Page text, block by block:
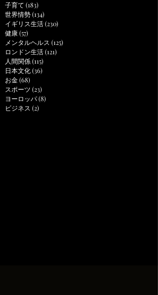
子育て (183)
世界情勢(134)
イギリス生活(230)
健康(57)
メンタルヘルス (125)
ロンドン生活(121)
人間関係(115)
日本文化(36)
お金(68)
スポーツ (23)
ヨーロッパ(8)
ビジネス (2)